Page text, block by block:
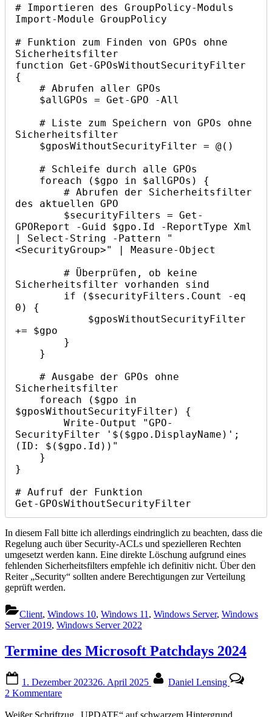
# Importieren des GroupPolicy-Moduls
Import-Module GroupPolicy
# Funktion zum Finden von GPOs ohne
Sicherheitsfilter
function Get-GPOsWithoutSecurityFilter
{
Sicherheitsfilter
des aktuellen GPO
GPOReport -Guid $gpo.Id -ReportType Xml
| Select-String -Pattern "
<SecurityGroup>" | Measure-Object
Sicherheitsfilter vorhanden sind
0) {
+= $gpo
Sicherheitsfilter
$gposWithoutSecurityFilter) {
SecurityFilter '$($gpo.DisplayName)';
(ID: $($gpo.Id))"
}
# Aufruf der Funktion
Get-GPOsWithoutSecurityFilter
In diesem Fall bitte ich allerdings eindringlich zu beachten, dass die
Regelung auch über Security-ACLs und spezielleren Rechten
umgesetzt werden kann. Eine direkte Löschung aufgrund eines
fehlenden Sicherheitsfilters empfehle ich definitiv nicht. Über den
Reiter „Security“ sollten andere Berechtigungen zur Verteilung
geprüft werden.
Client, Windows 10, Windows 11 , Windows Server, Windows
Server 2019, Windows Server 2022
Termine des Microsoft Patchdays 2024
on
1. Dezember 202326. April 2025
Daniel Lensing
2 Kommentarezu
des